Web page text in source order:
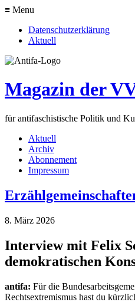
≡ Menu
Datenschutzerklärung
Aktuell
Magazin der
für antifaschistische Politik und
Aktuell
Archiv
Abonnement
Impressum
8. März 2026
Interview mit Felix
demokratischen
antifa: Für die
Rechtsextremismus hast du